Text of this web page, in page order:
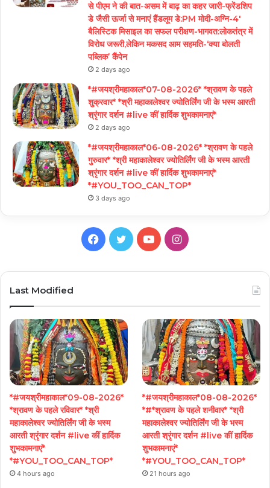
से पीएम ने की बात-असम में बाढ़ का कहर जारी-फ्रेंडशिप
डे जैसी ऊर्जा से मनाएं हैंडलूम डे:PM मोदी-अग्नि-4′
बैलिस्टिक मिसाइल का सफल परीक्षण-भागवत:लोकतंत्र में
विरोध जरूरी,लेकिन मकसद आम सहमति-‘क्या बोलती
पब्लिक’ कैंपेन
2 days ago
*#जयश्रीमहाकाल*07-08-2026* *श्रावण के पहले
शुक्रवार* *श्री महाकालेश्वर ज्योतिर्लिंग जी के भस्म आरती
श्रृंगार दर्शन #live कीं हार्दिक शुभकामनाएं*
2 days ago
*#जयश्रीमहाकाल*06-08-2026* *श्रावण के पहले
गुरुवार* *श्री महाकालेश्वर ज्योतिर्लिंग जी के भस्म आरती
श्रृंगार दर्शन #live कीं हार्दिक शुभकामनाएं*
*#YOU_TOO_CAN_TOP*
3 days ago
Facebook
TwitterYouTubeInstagram
Last Modified
*#जयश्रीमहाकाल*09-08-2026*
*श्रावण के पहले रविवार* *श्री
महाकालेश्वर ज्योतिर्लिंग जी के भस्म
आरती श्रृंगार दर्शन #live कीं हार्दिक
शुभकामनाएं*
*#YOU_TOO_CAN_TOP*
4 hours ago
*#जयश्रीमहाकाल*08-08-2026*
*#*श्रावण के पहले शनीवार* *श्री
महाकालेश्वर ज्योतिर्लिंग जी के भस्म
आरती श्रृंगार दर्शन #live कीं हार्दिक
शुभकामनाएं*
*#YOU_TOO_CAN_TOP*
21 hours ago